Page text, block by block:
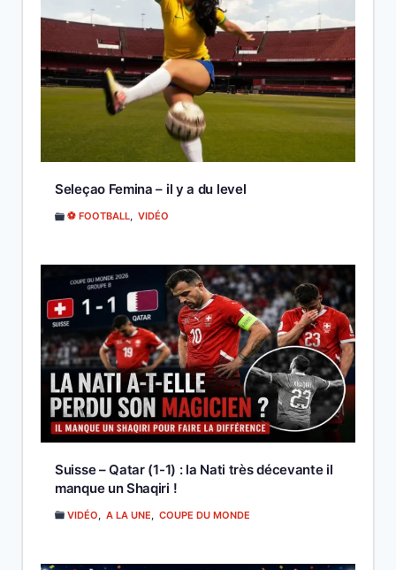
Seleçao Femina – il y a du level
⚽ FOOTBALL, VIDÉO
Suisse – Qatar (1-1) : la Nati très décevante il
manque un Shaqiri !
VIDÉO A LA UNE COUPE DU MONDE